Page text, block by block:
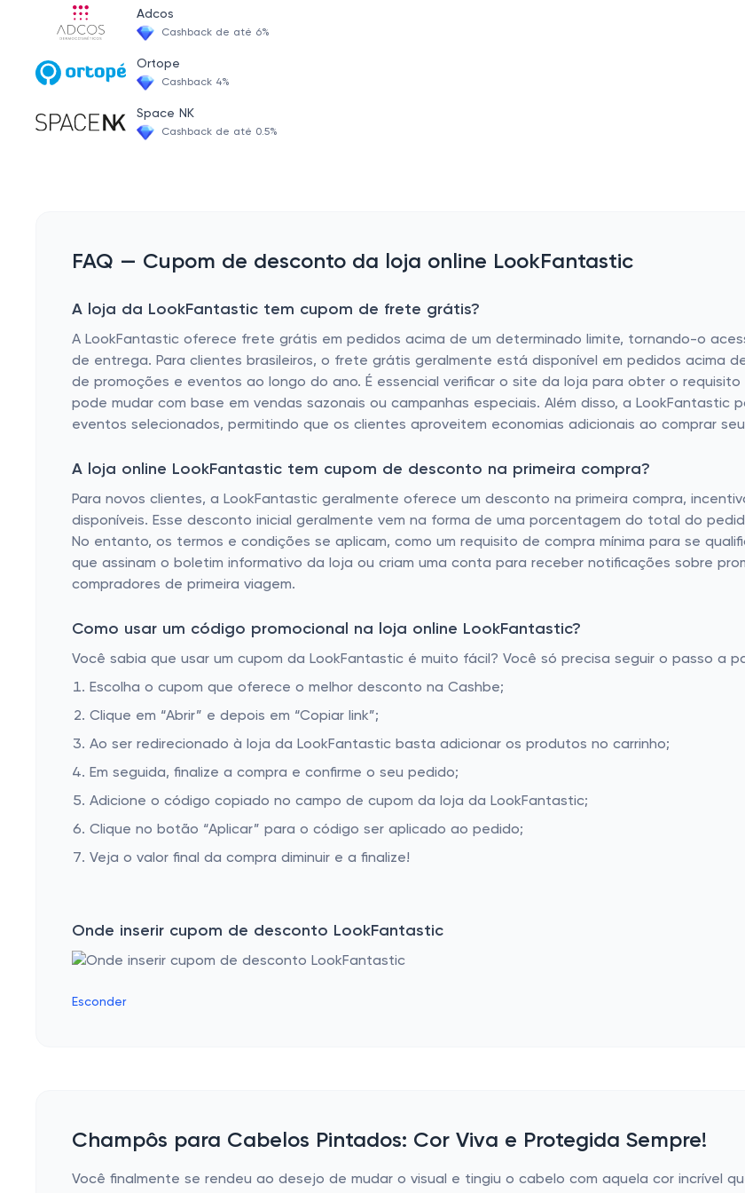
PIXI Retinol
PIXI Tonic
Adcos
Cashback de até 6%
Ortope
Cashback 4%
Space NK
Cashback de até 0.5%
FAQ — Cupom de desconto da loja online LookFantastic
A loja da LookFantastic tem cupom de frete grátis?
A LookFantastic oferece frete grátis em pedidos acima de um determinado limite, tornando-o
de entrega. Para clientes brasileiros, o frete grátis geralmente está disponível em pedidos acima
de promoções e eventos ao longo do ano. É essencial verificar o site da loja para obter o
pode mudar com base em vendas sazonais ou campanhas especiais. Além disso, a
eventos selecionados, permitindo que os clientes aproveitem economias adicionais ao comprar
A loja online LookFantastic tem cupom de desconto na primeira compra?
Para novos clientes, a LookFantastic geralmente oferece um desconto na primeira compra,
disponíveis. Esse desconto inicial geralmente vem na forma de uma porcentagem do total do
No entanto, os termos e condições se aplicam, como um requisito de compra mínima para se
que assinam o boletim informativo da loja ou criam uma conta para receber notificações sobre
compradores de primeira viagem.
Como usar um código promocional na loja online LookFantastic?
Você sabia que usar um cupom da LookFantastic é muito fácil? Você só precisa seguir o passo a
Escolha o cupom que oferece o melhor desconto na Cashbe;
Clique em “Abrir” e depois em “Copiar link”;
Ao ser redirecionado à loja da LookFantastic basta adicionar os produtos no carrinho;
Em seguida, finalize a compra e confirme o seu pedido;
Adicione o código copiado no campo de cupom da loja da LookFantastic;
Clique no botão “Aplicar” para o código ser aplicado ao pedido;
Veja o valor final da compra diminuir e a finalize!
Onde inserir cupom de desconto LookFantastic
Esconder
Champôs para Cabelos Pintados: Cor Viva e Protegida Sempre!
Você finalmente se rendeu ao desejo de mudar o visual e tingiu o cabelo com aquela cor incrível